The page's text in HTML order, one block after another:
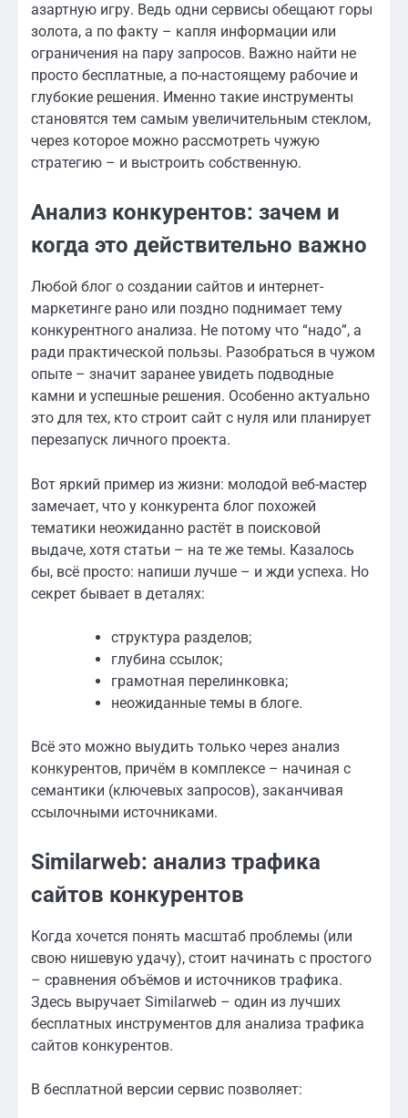
азартную игру. Ведь одни сервисы обещают горы
золота, а по факту – капля информации или
ограничения на пару запросов. Важно найти не
просто бесплатные, а по-настоящему рабочие и
глубокие решения. Именно такие инструменты
становятся тем самым увеличительным стеклом,
через которое можно рассмотреть чужую
стратегию – и выстроить собственную.
Анализ конкурентов: зачем и
когда это действительно важно
Любой блог о создании сайтов и интернет-
маркетинге рано или поздно поднимает тему
конкурентного анализа. Не потому что “надо”, а
ради практической пользы. Разобраться в чужом
опыте – значит заранее увидеть подводные
камни и успешные решения. Особенно актуально
это для тех, кто строит сайт с нуля или планирует
перезапуск личного проекта.
Вот яркий пример из жизни: молодой веб-мастер
замечает, что у конкурента блог похожей
тематики неожиданно растёт в поисковой
выдаче, хотя статьи – на те же темы. Казалось
бы, всё просто: напиши лучше – и жди успеха. Но
секрет бывает в деталях:
структура разделов;
глубина ссылок;
грамотная перелинковка;
неожиданные темы в блоге.
Всё это можно выудить только через анализ
конкурентов, причём в комплексе – начиная с
семантики (ключевых запросов), заканчивая
ссылочными источниками.
Similarweb: анализ трафика
сайтов конкурентов
Когда хочется понять масштаб проблемы (или
свою нишевую удачу), стоит начинать с простого
– сравнения объёмов и источников трафика.
Здесь выручает Similarweb – один из лучших
бесплатных инструментов для анализа трафика
сайтов конкурентов.
В бесплатной версии сервис позволяет: